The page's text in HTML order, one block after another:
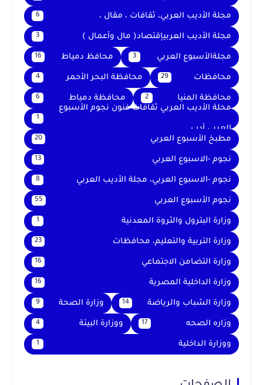
مجلة الأديب العربي، ثقافات ، مقال ، 6
مجلة الأديب العربيإقتصاد( مال وأعمال ) 3
مجلةالأسبوع العربي 3 محافظ دمياط 16
محافظات 29 محافظة البحر الأحمر 4
محافظة المنيا 2 محافظة دمياط 6
محلة الأديب العربي ثقافات فنون نجوم الأسبوع
العربي أدب
1
مطبخ الأسبوع العربي 20
نجوم -الاسبوع العربي 13
نجوم -الاسبوع العربي، مجلة الأديب العربي 8
نجوم الأسبوع العربي 55
وزارة البترول والثروة المعدنية 1
وزارة التربية والتعليم، محافظات 23
وزارة التضامن الاجتماعي 16
وزارة الداخلية المصرية 16
وزارة الشباب والرياضة 14 وزارة الصحة 9
وزاره الصحه 17 ووزارة البيئة 4
ووزارة الداخلية 1